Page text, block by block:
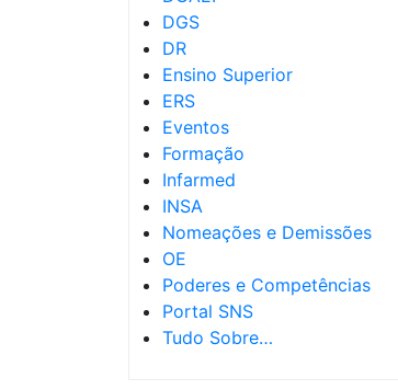
DGS
DR
Ensino Superior
ERS
Eventos
Formação
Infarmed
INSA
Nomeações e Demissões
OE
Poderes e Competências
Portal SNS
Tudo Sobre…